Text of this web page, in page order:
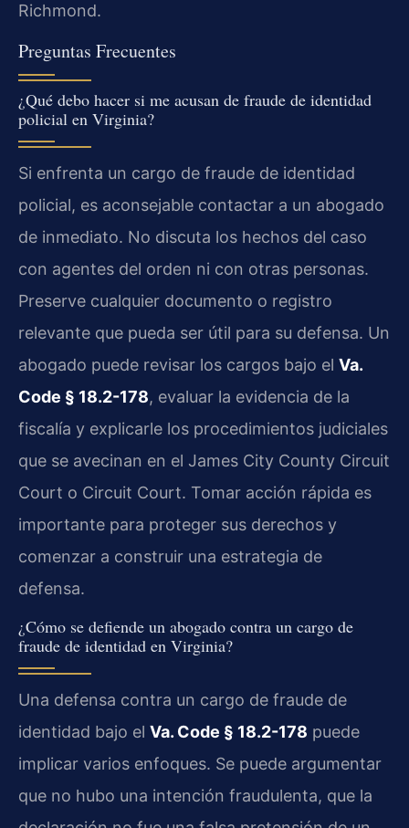
Richmond.
Preguntas Frecuentes
¿Qué debo hacer si me acusan de fraude de identidad
policial en Virginia?
Si enfrenta un cargo de fraude de identidad
policial, es aconsejable contactar a un abogado
de inmediato. No discuta los hechos del caso
con agentes del orden ni con otras personas.
Preserve cualquier documento o registro
relevante que pueda ser útil para su defensa. Un
abogado puede revisar los cargos bajo el Va.
Code § 18.2-178, evaluar la evidencia de la
fiscalía y explicarle los procedimientos judiciales
que se avecinan en el James City County Circuit
Court o Circuit Court. Tomar acción rápida es
importante para proteger sus derechos y
comenzar a construir una estrategia de
defensa.
¿Cómo se defiende un abogado contra un cargo de
fraude de identidad en Virginia?
Una defensa contra un cargo de fraude de
identidad bajo el Va. Code § 18.2-178 puede
implicar varios enfoques. Se puede argumentar
que no hubo una intención fraudulenta, que la